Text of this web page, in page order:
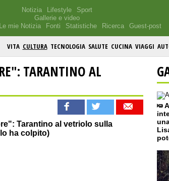
Notizia Lifestyle
Sport
Gallerie e video
Le mie Notizia Fonti Statistiche Ricerca Guest-post
VITA CULTURA TECNOLOGIA SALUTE CUCINA VIAGGI
TARANTINO AL
Tarantino al vetriolo sulla
ha colpito)